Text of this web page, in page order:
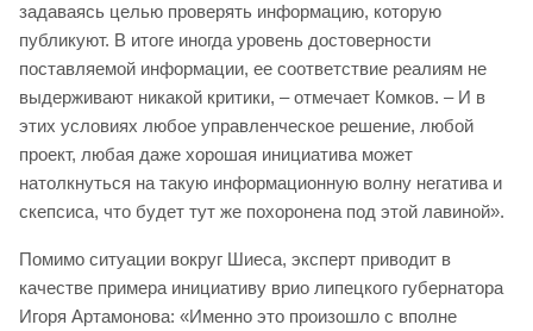
задаваясь целью проверять информацию, которую
публикуют. В итоге иногда уровень достоверности
поставляемой информации, ее соответствие реалиям не
выдерживают никакой критики, – отмечает Комков. – И в
этих условиях любое управленческое решение, любой
проект, любая даже хорошая инициатива может
натолкнуться на такую информационную волну негатива и
скепсиса, что будет тут же похоронена под этой лавиной».
Помимо ситуации вокруг Шиеса, эксперт приводит в
качестве примера инициативу врио липецкого губернатора
Игоря Артамонова: «Именно это произошло с вполне